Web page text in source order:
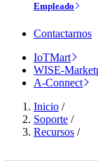
Empleado
Contactarnos
IoTMart
WISE-
A-Connect
Inicio /
Soporte /
Recursos /